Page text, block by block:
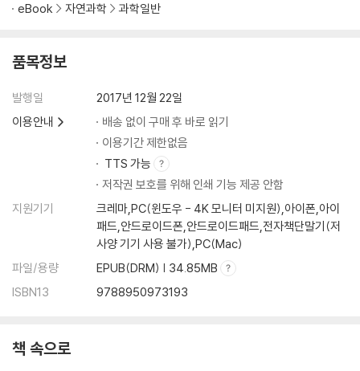
에 비유를 의식적, 혹은 잠재의식적으로 사용하는 것에 대한 매우 흥미로
한국어판은 ‘통섭’의 과학자이자 미국과 한국을 넘나드는 저술 활동으로
탁월한 언어 감각을 지닌 이화여자대학교 에코과학부 석좌 교수, 최재천
교수의 감수를 거쳐 번역의 정교화에 힘썼으며, 책의 마지막에는 최재천
유추가 모든 사고의 핵심이다!
장을 넘길수록 명료해지는 유추와 범주화의 능력
『사고의 본질』의 1, 2, 3장은 범주와 유추가 무엇인지 상세하게 다룬다. 1
장 〈단어의 환기〉에서 두 저자는 단일어로 포함되는 범주에 초점을 맞춘다.
사전적 개념과 실제 개념 사용의 예를 비교하면서 어머니(mother)라는
개념에서 출발해 어떻게 모국과 같은 비유적 용법으로 나아가는지, 유추
작용과 범주화를 통해 살펴본다. 2장 〈구절의 환기〉에서는 관용구를 살핀
다. 이 관용구들은 라벨이 붙은 구절인데, 의사소통 과정에서 즉각적으로
의 언어들은 과거의 사건이나 기억과 연결되어 ‘상기성 일화’를 낳는다. 그
리고 그 사이에는 깊은 수준의 개념적 골격을 공유하는 사례가 많다. 이로
eBook 자연과학 과학일반
품목정보
발행일
2017년 12월 22일
이용안내
배송 없이 구매 후 바로 읽기
이용기간 제한없음
TTS 가능
저작권 보호를 위해 인쇄 기능 제공 안함
지원기기
크레마,PC(윈도우 - 4K 모니터 미지원),아이폰,아이
패드,안드로이드폰,안드로이드패드,전자책단말기(저
사양 기기 사용 불가),PC(Mac)
파일/용량
EPUB(DRM) | 34.85MB
ISBN13
9788950973193
책 속으로